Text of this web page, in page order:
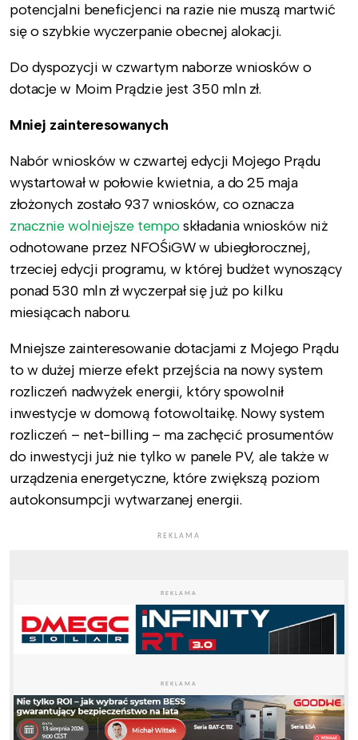
potencjalni beneficjenci na razie nie muszą martwić
się o szybkie wyczerpanie obecnej alokacji.
Do dyspozycji w czwartym naborze wniosków o
dotacje w Moim Prądzie jest 350 mln zł.
Mniej zainteresowanych
Nabór wniosków w czwartej edycji Mojego Prądu
wystartował w połowie kwietnia, a do 25 maja
złożonych zostało 937 wniosków, co oznacza
znacznie wolniejsze temposkładania wniosków niż
odnotowane przez NFOŚiGW w ubiegłorocznej,
trzeciej edycji programu, w której budżet wynoszący
ponad 530 mln zł wyczerpał się już po kilku
miesiącach naboru.
Mniejsze zainteresowanie dotacjami z Mojego Prądu
to w dużej mierze efekt przejścia na nowy system
rozliczeń nadwyżek energii, który spowolnił
inwestycje w domową fotowoltaikę. Nowy system
rozliczeń – net-billing – ma zachęcić prosumentów
do inwestycji już nie tylko w panele PV, ale także w
urządzenia energetyczne, które zwiększą poziom
autokonsumpcji wytwarzanej energii.
REKLAMA
REKLAMA
REKLAMA